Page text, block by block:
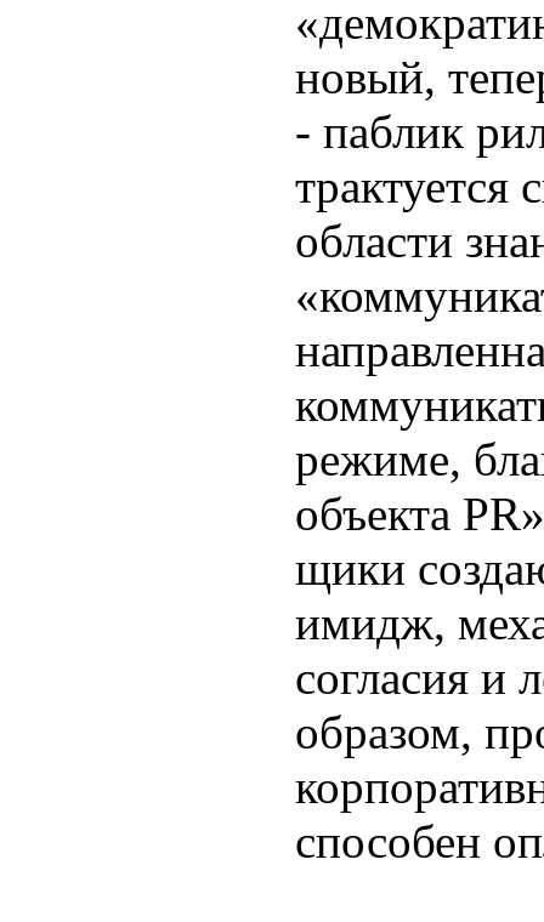
новый,
- паблик
трактуется
области
режиме,
объекта
щики
имидж,
согласия и
образом,
способен